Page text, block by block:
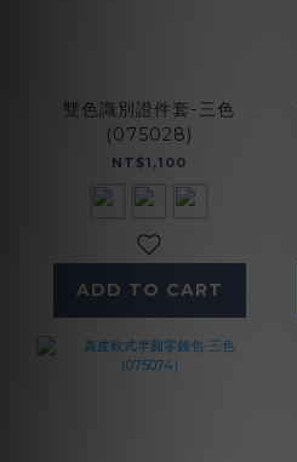
雙色識別證件套-三色
(075028)
NT$1,100
ADD TO CART